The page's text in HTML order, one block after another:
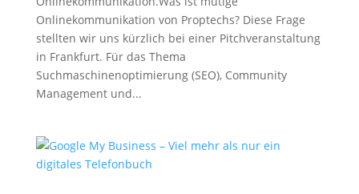
Onlinekommunikation von Proptechs? Diese Frage
stellten wir uns kürzlich bei einer Pitchveranstaltung
in Frankfurt. Für das Thema
Suchmaschinenoptimierung (SEO), Community
Management und...